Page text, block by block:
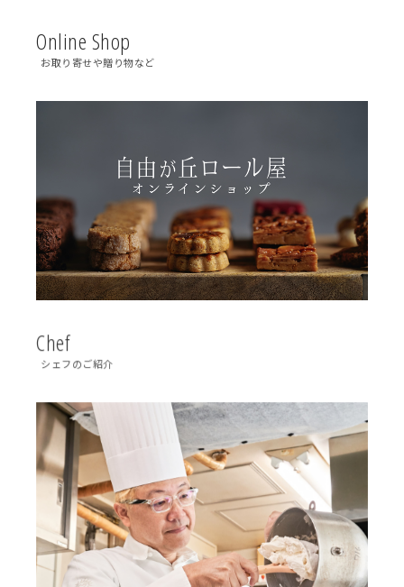
Online Shop
お取り寄せや贈り物など
Chef
シェフのご紹介